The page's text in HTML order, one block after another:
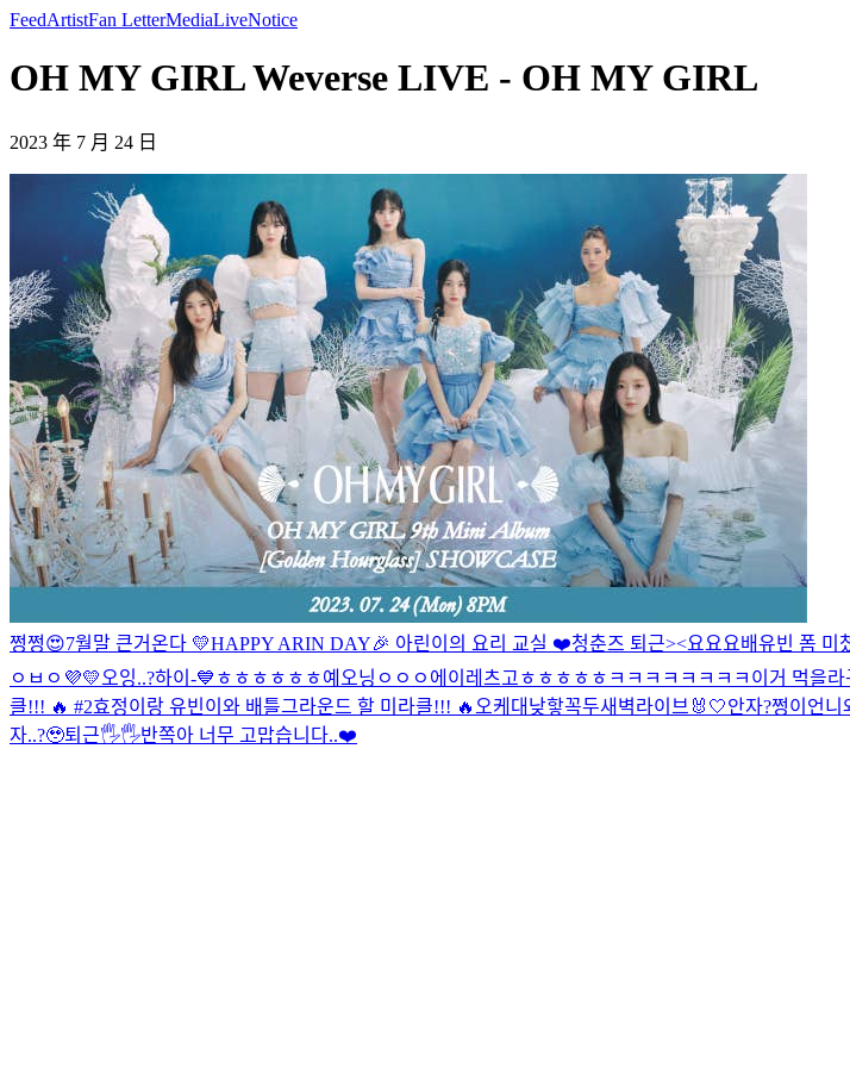
FeedArtistFan LetterMediaLiveNotice
OH MY GIRL Weverse LIVE - OH MY GIRL
2023 年 7 月 24 日
쩡쩡😍7월말 큰거온다 💛HAPPY ARIN DAY🎉 아린이의 요리 교실 ❤️청춘즈 퇴근><요요요배유빈 폼 미
ㅇㅂㅇ 💜💛 오잉..?하이-💙 ㅎㅎㅎㅎㅎㅎ예오닝 ㅇㅇㅇ 에이 레츠고 ㅎㅎㅎㅎㅎ ㅋㅋㅋㅋㅋㅋㅋㅋ 이거 먹을라
클!!! 🔥 #2효정이랑 유빈이와 배틀그라운드 할 미라클!!! 🔥 오케 대낮핳꼭두새벽라이브 🐰🤍안자?쩡이언니
자..?🥹퇴근🖐🖐반쪽아 너무 고맙습니다..❤️